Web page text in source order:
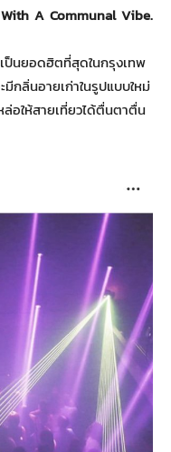
A Communal Vibe.
ป็นยอดฮิตที่สุดในกรุงเทพ
ลิ่นอายเก่าในรูปแบบใหม่
อให้สายเที่ยวได้ตื่นตาตื่น